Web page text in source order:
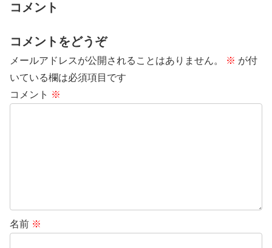
コメント
コメントをどうぞ
メールアドレスが公開されることはありません。 ※ が付
いている欄は必須項目です
コメント ※
名前 ※